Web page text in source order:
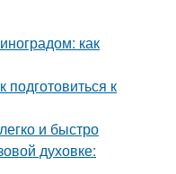
как
подготовиться к
и быстро
духовке: